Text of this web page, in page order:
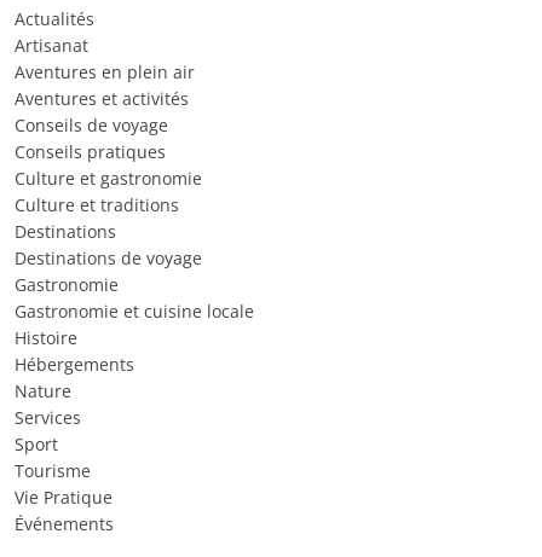
Actualités
Artisanat
Aventures en plein air
Aventures et activités
Conseils de voyage
Conseils pratiques
Culture et gastronomie
Culture et traditions
Destinations
Destinations de voyage
Gastronomie
Gastronomie et cuisine locale
Histoire
Hébergements
Nature
Services
Sport
Tourisme
Vie Pratique
Événements